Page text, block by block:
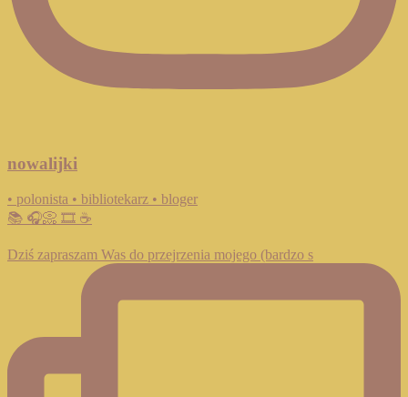
nowalijki
• polonista • bibliotekarz • bloger
📚 🎧📀 🎞️ ☕️
Dziś zapraszam Was do przejrzenia mojego (bardzo s